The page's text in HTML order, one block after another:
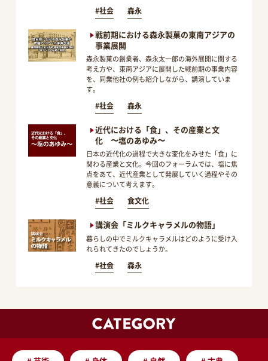
#社会 森永
戦前期における森永製菓の東南アジアの
事業展開
森永製菓の創業者、森永太一郎の海外展開に関する
考え方や、東南アジアに展開した戦前期の事業内容
を、同業他社の例も紹介しながら、講演していま
す。
#社会 森永
近代における「食」、その産業と文
化 〜塩のあゆみ〜
日本の近代化の過程で大きな変化をみせた「食」に
関わる産業と文化。今回のフォーラムでは、塩に焦
点をあて、近代産業として発展していく過程やその
意義について考えます。
#社会 食文化
講演会「ミルクキャラメルの物語」
暮らしの中でミルクキャラメルはどのように受け入
れられてきたのでしょうか。
#社会 森永